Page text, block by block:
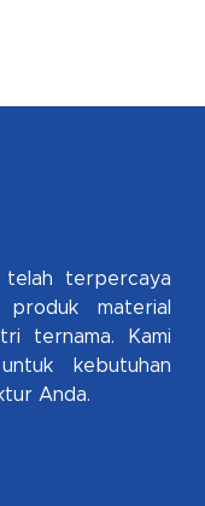
telah terpercaya
material
ternama. Kami
kebutuhan
Anda.